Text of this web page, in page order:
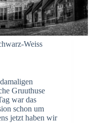
Weiss
Gruuthuse
war das
schon um
jetzt haben wir